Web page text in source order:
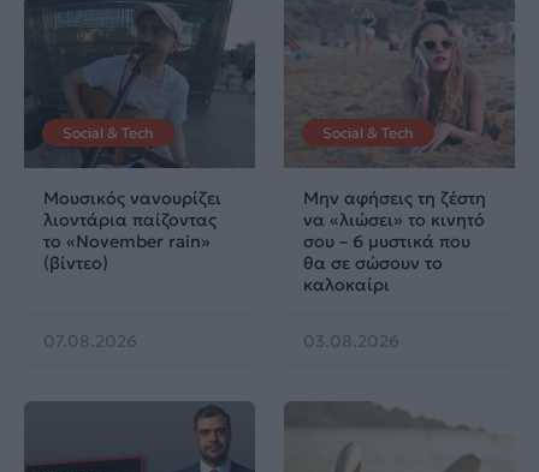
Social & Tech
Μουσικός νανουρίζει
λιοντάρια παίζοντας
το «November rain»
(βίντεο)
07.08.2026
Social & Tech
Μην αφήσεις τη ζέστη
να «λιώσει» το κινητό
σου – 6 μυστικά που
θα σε σώσουν το
καλοκαίρι
03.08.2026